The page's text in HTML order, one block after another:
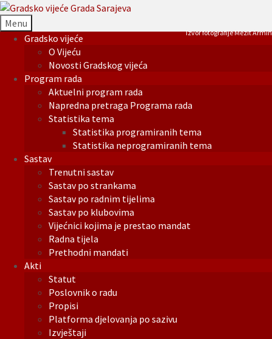
Menu
Gradsko vijeće
O Vijeću
Novosti Gradskog vijeća
Program rada
Aktuelni program rada
Napredna pretraga Programa rada
Statistika tema
Statistika programiranih tema
Statistika neprogramiranih tema
Sastav
Trenutni sastav
Sastav po strankama
Sastav po radnim tijelima
Sastav po klubovima
Vijećnici kojima je prestao mandat
Radna tijela
Prethodni mandati
Akti
Statut
Poslovnik o radu
Propisi
Platforma djelovanja po sazivu
Izvještaji
Izvor fotografije Mezit Armin